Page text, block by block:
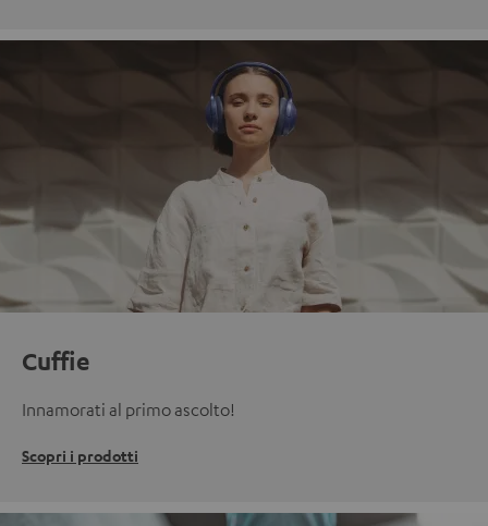
Cuffie
Innamorati al primo ascolto!
Scopri i prodotti